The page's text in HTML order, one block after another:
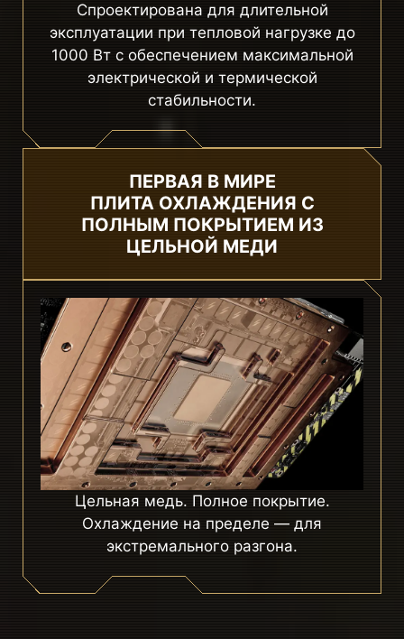
Спроектирована для длительной
эксплуатации при тепловой нагрузке до
1000 Вт с обеспечением максимальной
электрической и термической
стабильности.
ПЕРВАЯ В МИРЕ
ПЛИТА ОХЛАЖДЕНИЯ С
ПОЛНЫМ ПОКРЫТИЕМ ИЗ
ЦЕЛЬНОЙ МЕДИ
Цельная медь. Полное покрытие.
Охлаждение на пределе — для
экстремального разгона.